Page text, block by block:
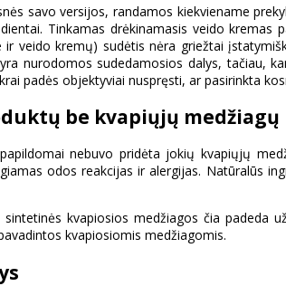
savo versijos, randamos kiekviename
Tinkamas drėkinamasis veido
veido kremų) sudėtis nėra griežtai
nurodomos sudedamosios dalys, tačiau,
padės objektyviai nuspręsti, ar pasirinkta
be kvapiųjų medžiagų
nebuvo pridėta jokių kvapiųjų
odos reakcijas ir alergijas. Natūralūs
kvapiosios medžiagos čia padeda
kvapiosiomis medžiagomis.